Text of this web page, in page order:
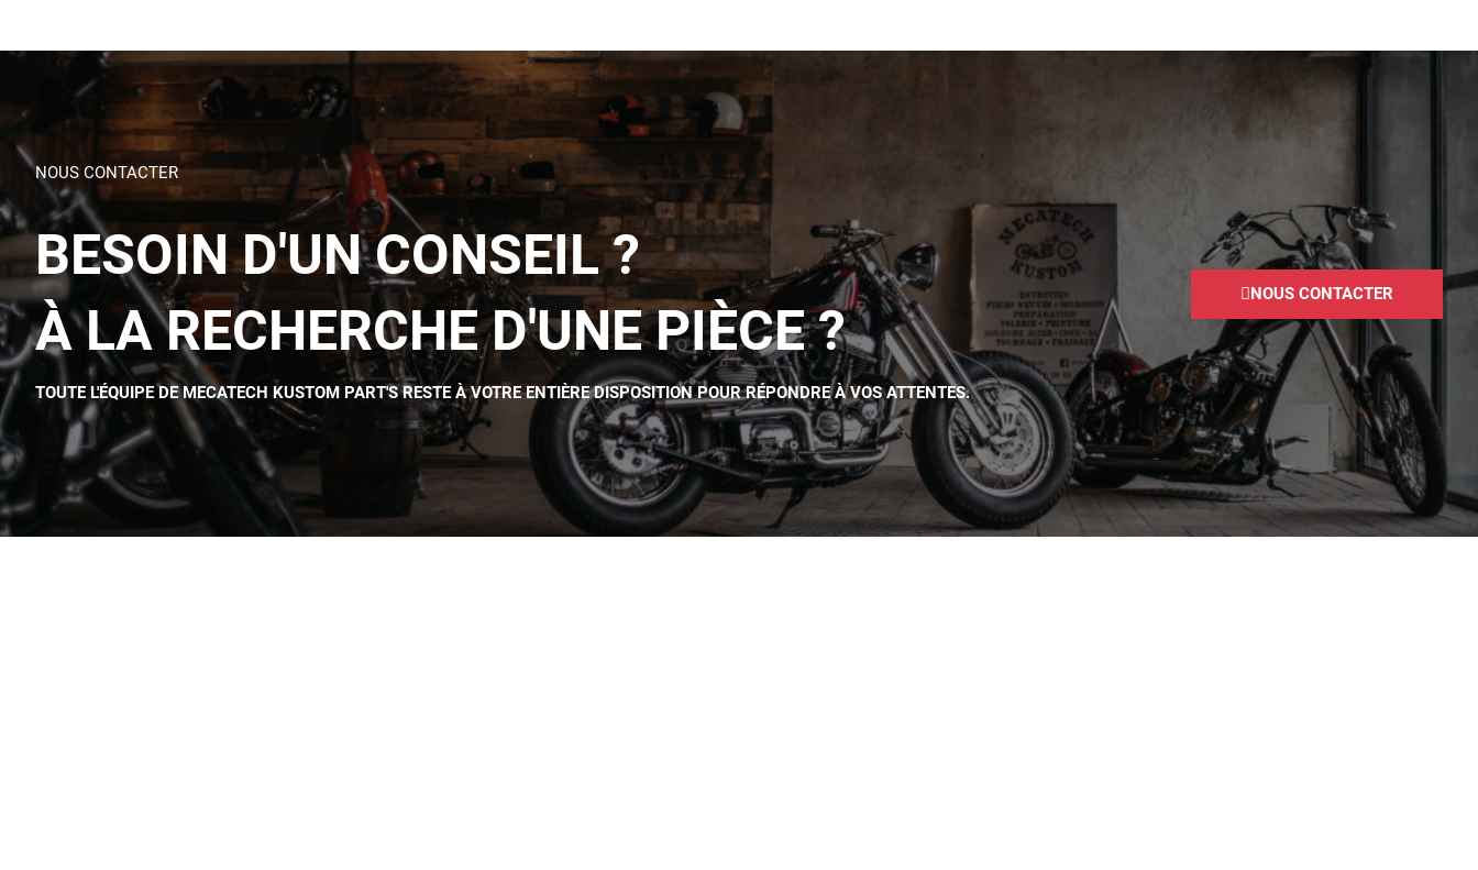
NOUS CONTACTER
BESOIN D'UN CONSEIL ?
À LA RECHERCHE D'UNE PIÈCE ?
TOUTE L'ÉQUIPE DE MECATECH KUSTOM PART'S RESTE À VOTRE ENTIÈRE DISPOSITION POUR RÉPONDRE À VOS ATTENTES.
NOUS CONTACTER